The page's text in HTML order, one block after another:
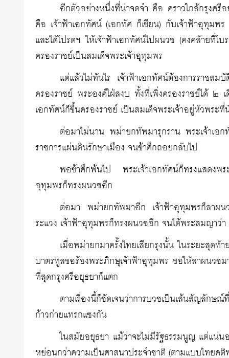
อีกตัวอย่างหนึ่งที่น่าจดจำ คือ คราวใกล้กรุงศ
คือ เจ้าฟ้าเอกทัศน์ (เอกทัศ ก็เขียน) กับเจ้าฟ้าอุทุมพ
และได้โปรดฯ ให้เจ้าฟ้าเอกทัศน์ไปผนวช (คงคล้ายที่
ครองราชย์เป็นสมเด็จพระเจ้าอุทุมพร
แต่แล้วไม่ทันไร เจ้าฟ้าเอกทัศน์ต้องการราชส
ครองราชย์ พระองค์ใฝ่สงบ ทั้งที่เพิ่งครองราชย์ได้ ๒
เอกทัศน์ก็ขึ้นครองราชย์ เป็นสมเด็จพระเจ้าอยู่หัวพระ
ต่อมาไม่นาน พม่ายกทัพมารุกราน พระเจ้าเอ
ราชการแผ่นดินรักษาเมือง จนข้าศึกถอยกลับไป
พอข้าศึกพ้นไป พระเจ้าเอกทัศน์ก็ทรงแสดงพ
อุทุมพรก็ทรงผนวชอีก
ต่อมา พม่ายกทัพมาอีก เจ้าฟ้าอุทุมพรก็ลาผนว
ระแวง เจ้าฟ้าอุทุมพรก็ทรงผนวชอีก จนได้พระสมญาว่า
เมื่อพม่ายกมาครั้งไทยเสียกรุงนั้น ในระยะสุดท้
บาตรทูลขอร้องพระภิกษุเจ้าฟ้าอุทุมพร ขอให้ลาผนวช
ที่สุดกรุงศรีอยุธยาก็แตก
ตามเรื่องนี้ก็ชัดเจนว่าการบวชเป็นเส้นสัญลัก
ก้าวก่ายแทรกแซงกัน
ในสมัยอยุธยา แม้ว่าจะไม่มีรัฐธรรมนูญ แต่แน่
หย่อนกว่าความเป็นศาสนาประจำชาติ (ตามแบบไทยค